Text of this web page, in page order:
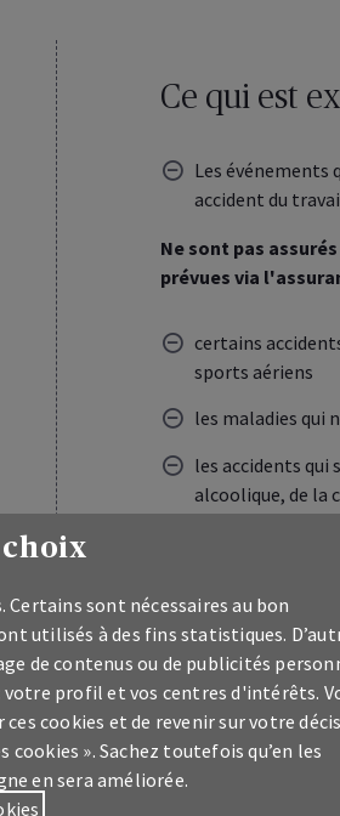
Ce qui est
Les événements
accident du
Ne sont pas
prévues via
certains
sports aériens
les maladies qui
les accidents qui
alcoolique, de la
Plus de détailssur les
générales
choix
sont nécessaires au bon
utilisés à des fins statistiques.
de contenus ou de publicités
votre profil et vos centres d'intérêts.
cookies et de revenir sur votre
». Sachez toutefois qu’en les
en sera améliorée.